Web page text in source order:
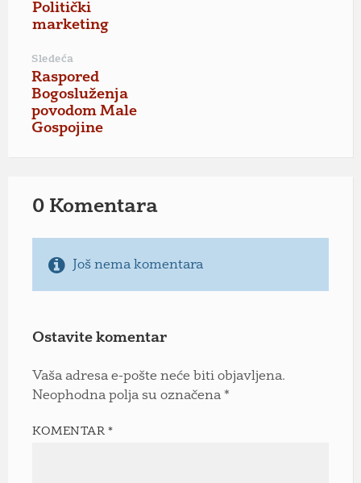
Politički
marketing
Sledeća
Raspored
Bogosluženja
povodom Male
Gospojine
0 Komentara
Još nema komentara
Ostavite komentar
Vaša adresa e-pošte neće biti objavljena.
Neophodna polja su označena *
KOMENTAR*